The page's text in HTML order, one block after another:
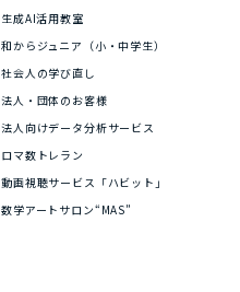
生成AI活用教室
和からジュニア（小・中学生）
社会人の学び直し
法人・団体のお客様
法人向けデータ分析サービス
ロマ数トレラン
動画視聴サービス「ハビット」
数学アートサロン“MAS”